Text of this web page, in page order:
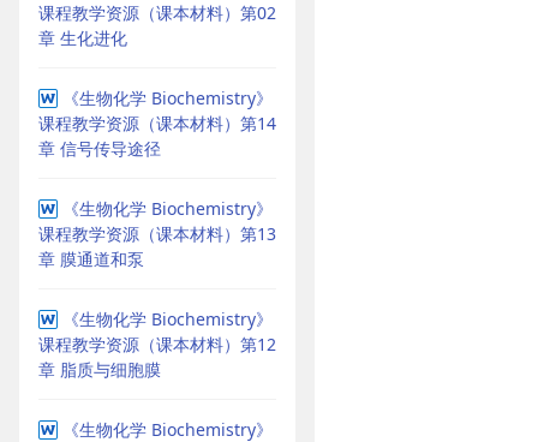
课程教学资源（课本材料）第02
章 生化进化
《生物化学 Biochemistry》
课程教学资源（课本材料）第14
章 信号传导途径
《生物化学 Biochemistry》
课程教学资源（课本材料）第13
章 膜通道和泵
《生物化学 Biochemistry》
课程教学资源（课本材料）第12
章 脂质与细胞膜
《生物化学 Biochemistry》